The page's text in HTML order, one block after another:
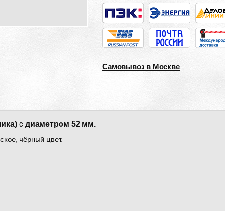
Самовывоз в Москве
с диаметром 52 мм.
чёрный цвет.